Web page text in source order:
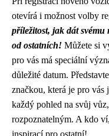
otevírá i možnost volby
příležitost, jak dát
od ostatních! Můžete si
pro vás má speciální
důležité datum.
značkou, která je pro vás
každý pohled na svůj
rozpoznatelným. A kdo
inspirací pro ostatní!